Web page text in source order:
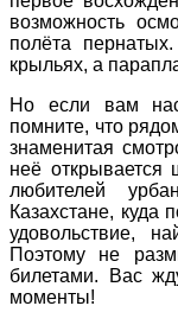
возможность
полёта
крыльях, а
Но если вам
помните, что
знаменитая
неё
любителей
Казахстане, куда
удовольствие,
Поэтому не
билетами. Вас
моменты!